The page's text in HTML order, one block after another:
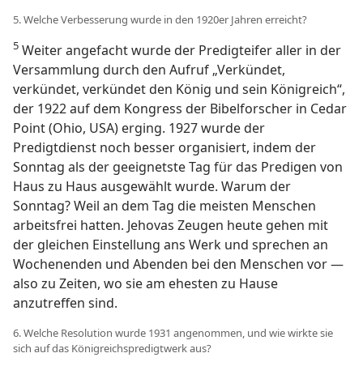
5. Welche Verbesserung wurde in den 1920er Jahren erreicht?
5 Weiter angefacht wurde der Predigteifer aller in der
Versammlung durch den Aufruf „Verkündet,
verkündet, verkündet den König und sein Königreich“,
der 1922 auf dem Kongress der Bibelforscher in Cedar
Point (Ohio, USA) erging. 1927 wurde der
Predigtdienst noch besser organisiert, indem der
Sonntag als der geeignetste Tag für das Predigen von
Haus zu Haus ausgewählt wurde. Warum der
Sonntag? Weil an dem Tag die meisten Menschen
arbeitsfrei hatten. Jehovas Zeugen heute gehen mit
der gleichen Einstellung ans Werk und sprechen an
Wochenenden und Abenden bei den Menschen vor —
also zu Zeiten, wo sie am ehesten zu Hause
anzutreffen sind.
6. Welche Resolution wurde 1931 angenommen, und wie wirkte sie
sich auf das Königreichspredigtwerk aus?